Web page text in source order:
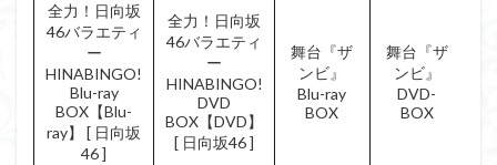
全力！日向坂
46バラエティ
ー
HINABINGO!
Blu-ray
BOX【Blu-
ray】 [ 日向坂
46 ]
全力！日向坂
46バラエティ
ー
HINABINGO!
DVD
BOX【DVD】
[ 日向坂46 ]
舞台『ザ
ンビ』
Blu-ray
BOX
舞台『ザ
ンビ』
DVD-
BOX